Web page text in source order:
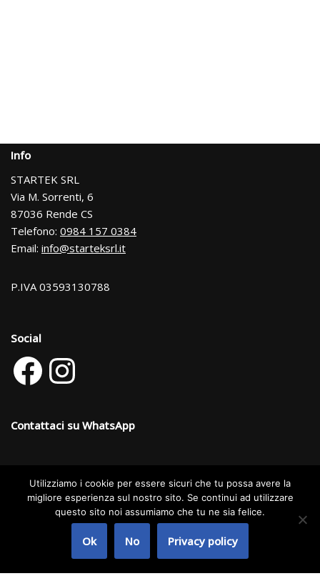
Info
STARTEK SRL
Via M. Sorrenti, 6
87036 Rende CS
Telefono: 0984 157 0384
Email: info@starteksrl.it
P.IVA 03593130788
Social
Contattaci su WhatsApp
Categorie dei prodotti
×
IMPIANTI DI LAVAGGIO MULTIFUNZIONE
| Powered by WordPress
Utilizziamo i cookie per essere sicuri che tu possa avere la
migliore esperienza sul nostro sito. Se continui ad utilizzare
questo sito noi assumiamo che tu ne sia felice.
Ok No Privacy policy